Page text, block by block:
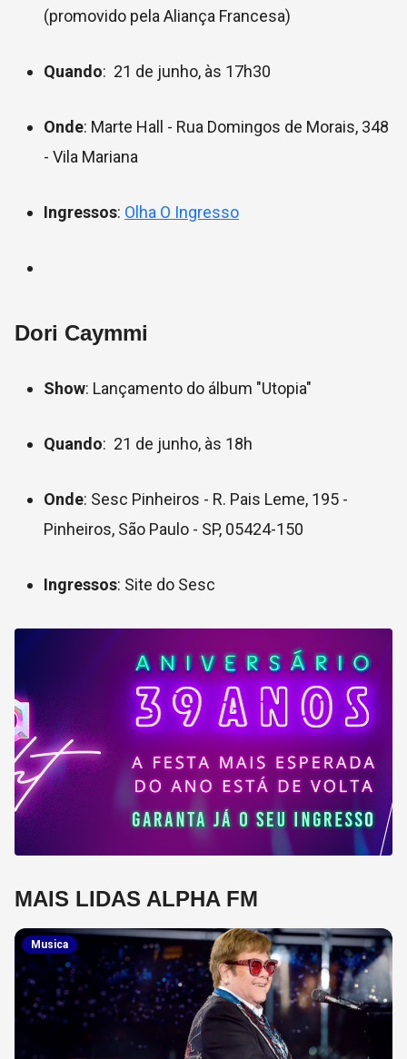
(promovido pela Aliança Francesa)
Quando: 21 de junho, às 17h30
Onde: Marte Hall - Rua Domingos de Morais, 348
- Vila Mariana
Ingressos: Olha O Ingresso
Dori Caymmi
Show: Lançamento do álbum "Utopia"
Quando: 21 de junho, às 18h
Onde: Sesc Pinheiros - R. Pais Leme, 195 -
Pinheiros, São Paulo - SP, 05424-150
Ingressos: Site do Sesc
MAIS LIDAS ALPHA FM
Musica